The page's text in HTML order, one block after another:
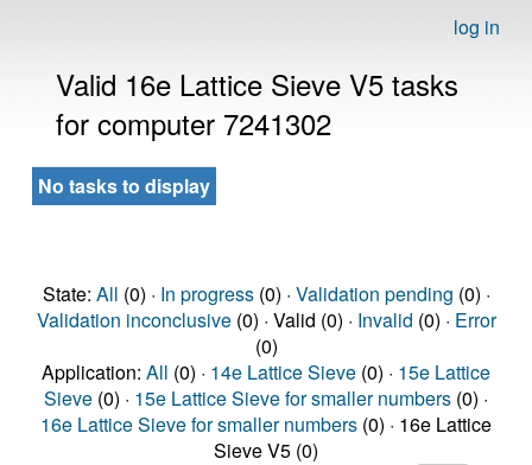
log in
Valid 16e Lattice Sieve V5 tasks
for computer 7241302
No tasks to display
State: All (0) · In progress(0) · Validation pending (0) ·
Validation inconclusive(0) · Valid (0) · Invalid (0) · Error
(0)
Application: All (0) · 14e Lattice Sieve (0) · 15e Lattice
Sieve (0) · 15e Lattice Sieve for smaller numbers (0) ·
16e Lattice Sieve for smaller numbers (0) · 16e Lattice
Sieve V5 (0)